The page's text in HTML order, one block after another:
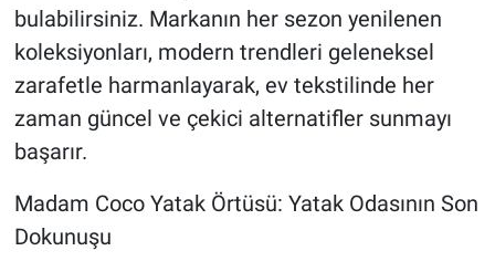
bulabilirsiniz. Markanın her sezon yenilenen
koleksiyonları, modern trendleri geleneksel
zarafetle harmanlayarak, ev tekstilinde her
zaman güncel ve çekici alternatifler sunmayı
başarır.
Madam Coco Yatak Örtüsü: Yatak Odasının Son
Dokunuşu